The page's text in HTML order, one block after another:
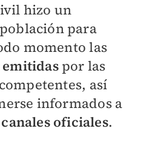
hizo un
para
momento las
emitidas por las
así
informados a
canales oficiales.